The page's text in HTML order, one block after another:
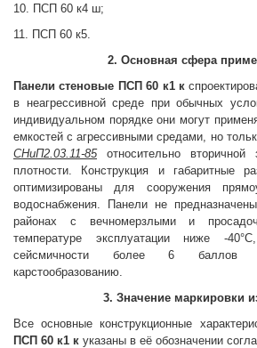
10. ПСП 60 к4 ш;
11. ПСП 60 к5.
2. Основная сфера
Панели стеновые ПСП 60 к1 к
в неагрессивной среде при обычных
индивидуальном порядке они могут
емкостей с агрессивными средами, но
СНиП2.03.11-85относительно
плотности. Конструкция и габаритные
оптимизированы для сооружения
водоснабжения. Панели не
районах с вечномерзлыми и
температуре эксплуатации ниже -
сейсмичности более 6 баллов
карстообразованию.
3. Значение маркировки
Все основные конструкционные
ПСП 60 к1 к указаны в её обозначении